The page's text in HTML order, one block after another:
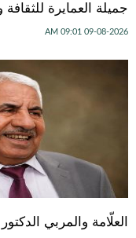
جميلة العمايرة للثقافة
09-08-2026 09:01 AM
العلّامة والمربي